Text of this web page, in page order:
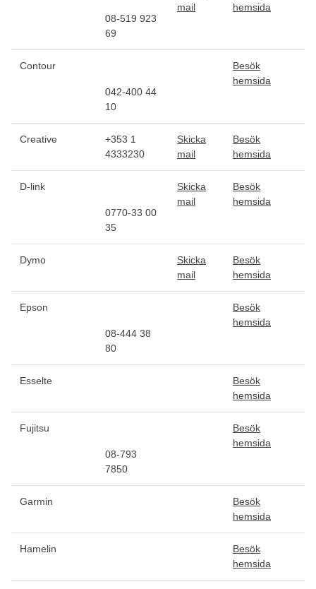
08-519 923
69
mail
hemsida
Contour
042-400 44
10
Besök
hemsida
Creative
+353 1
4333230
Skicka
mail
Besök
hemsida
D-link
0770-33 00
35
Skicka
mail
Besök
hemsida
Dymo
Skicka
mail
Besök
hemsida
Epson
08-444 38
80
Besök
hemsida
Esselte
Besök
hemsida
Fujitsu
08-793
7850
Besök
hemsida
Garmin
Besök
hemsida
Hamelin
Besök
hemsida